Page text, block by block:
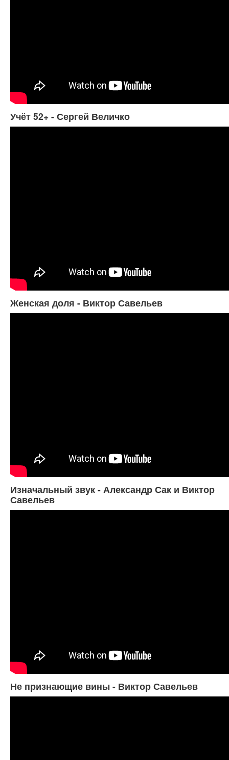
Учёт 52+ - Сергей Величко
Женская доля - Виктор Савельев
Изначальный звук - Александр Сак и Виктор
Савельев
Не признающие вины - Виктор Савельев